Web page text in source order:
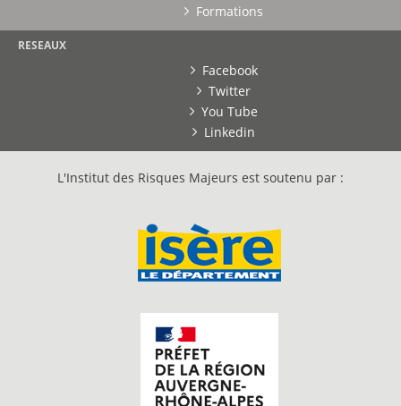
Formations
RESEAUX
Facebook
Twitter
You Tube
Linkedin
L'Institut des Risques Majeurs est soutenu par :